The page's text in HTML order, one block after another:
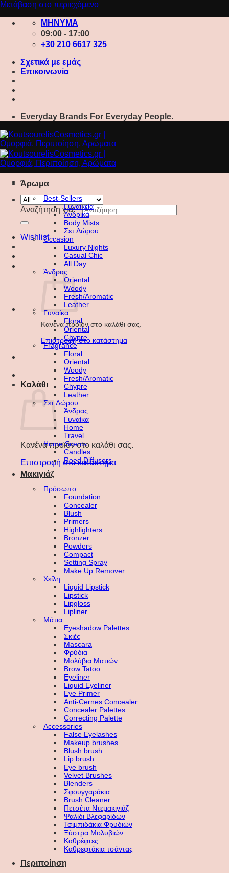
Μετάβαση στο περιεχόμενο
ΜΗΝΥΜΑ
09:00 - 17:00
+30 210 6617 325
Σχετικά με εμάς
Επικοινωνία
Everyday Brands For Everyday People.
Αναζήτηση για:
Wishlist
Κανένα προϊόν στο καλάθι σας.
Επιστροφή στο κατάστημα
Καλάθι
Κανένα προϊόν στο καλάθι σας.
Επιστροφή στο κατάστημα
Άρωμα
Best-Sellers
Γυναικεία
Ανδρικά
Body Mists
Σετ Δώρου
Occasion
Luxury Nights
Casual Chic
All Day
Άνδρας
Oriental
Woody
Fresh/Aromatic
Leather
Γυναίκα
Floral
Oriental
Chypre
Fragrance
Floral
Oriental
Woody
Fresh/Aromatic
Chypre
Leather
Σετ Δώρου
Άνδρας
Γυναίκα
Home
Travel
Home Scents
Candles
Reed Diffusers
Μακιγιάζ
Πρόσωπο
Foundation
Concealer
Blush
Primers
Highlighters
Bronzer
Powders
Compact
Setting Spray
Make Up Remover
Χείλη
Liquid Lipstick
Lipstick
Lipgloss
Lipliner
Μάτια
Eyeshadow Palettes
Σκιές
Mascara
Φρύδια
Μολύβια Ματιών
Brow Tatoo
Eyeliner
Liquid Eyeliner
Eye Primer
Anti-Cernes Concealer
Concealer Palettes
Correcting Palette
Accessories
False Eyelashes
Makeup brushes
Blush brush
Lip brush
Eye brush
Velvet Brushes
Blenders
Σφουγγαράκια
Brush Cleaner
Πετσέτα Ντεμακιγιάζ
Ψαλίδι Βλεφαρίδων
Τσιμπιδάκια Φρυδιών
Ξύστρα Μολυβιών
Καθρέφτες
Καθρεφτάκια τσάντας
Περιποίηση